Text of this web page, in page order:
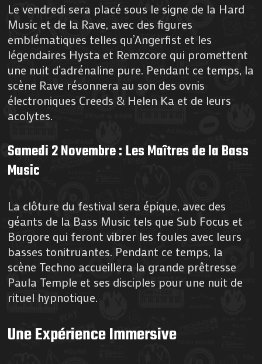
Le vendredi sera placé sous le signe de la Hard
Music et de la Rave, avec des figures
emblématiques telles qu’Angerfist et les
légendaires Hysta et Remzcore qui promettent
une nuit d’adrénaline pure. Pendant ce temps, la
scène Rave résonnera au son des ovnis
électroniques Creeds & Helen Ka et de leurs
acolytes.
Samedi 2 Novembre : Les Maîtres de la Bass
Music
La clôture du festival sera épique, avec des
géants de la Bass Music tels que Sub Focus et
Borgore qui feront vibrer les foules avec leurs
basses tonitruantes. Pendant ce temps, la
scène Techno accueillera la grande prêtresse
Paula Temple et ses disciples pour une nuit de
rituel hypnotique.
Une Expérience Immersive